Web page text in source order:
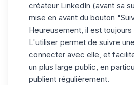
créateur LinkedIn (avant sa
mise en avant du bouton
Heureusement, il est
L'utiliser permet de suivre
connecter avec elle, et
un plus large public, en
publient régulièrement.